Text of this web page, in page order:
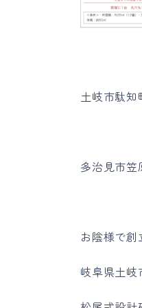
土岐市駄
多治見市
お陰様で
岐阜県土